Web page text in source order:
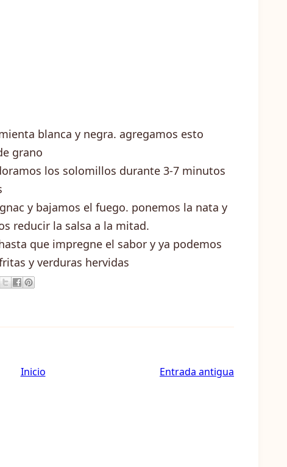
blanca y negra. agregamos esto
grano
los solomillos durante 3-7 minutos
y bajamos el fuego. ponemos la nata y
reducir la salsa a la mitad.
que impregne el sabor y ya podemos
y verduras hervidas
Entrada antigua
Inicio